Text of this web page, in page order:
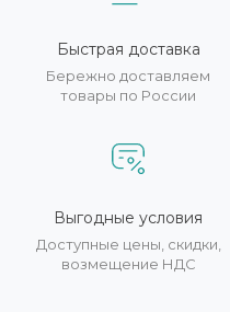
Быстрая доставка
Бережно доставляем
товары по России
Выгодные условия
Доступные цены, скидки,
возмещение НДС